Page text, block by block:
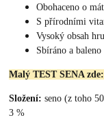
Obohaceno o
S přírodními
Vysoký obsah
Sbíráno a baleno
Malý TEST SENA
Složení:seno (z toho
3 %